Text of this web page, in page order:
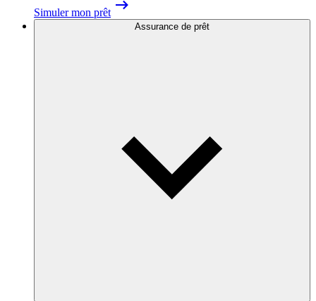
Simuler mon prêt
Assurance de prêt